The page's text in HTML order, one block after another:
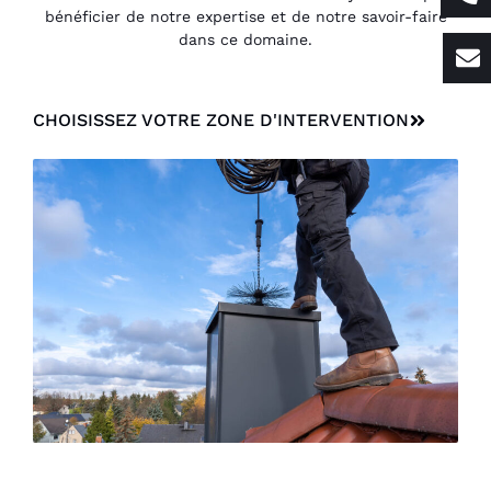
bénéficier de notre expertise et de notre savoir-faire
dans ce domaine.
CHOISISSEZ VOTRE ZONE D'INTERVENTION